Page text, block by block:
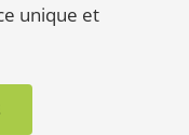
unique et